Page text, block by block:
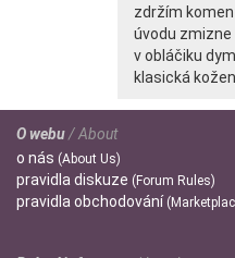
zdržím
úvodu
v obláčiku
klasická
O webu/ About
o nás (About Us)
pravidla diskuze (Forum Rules)
pravidla obchodování